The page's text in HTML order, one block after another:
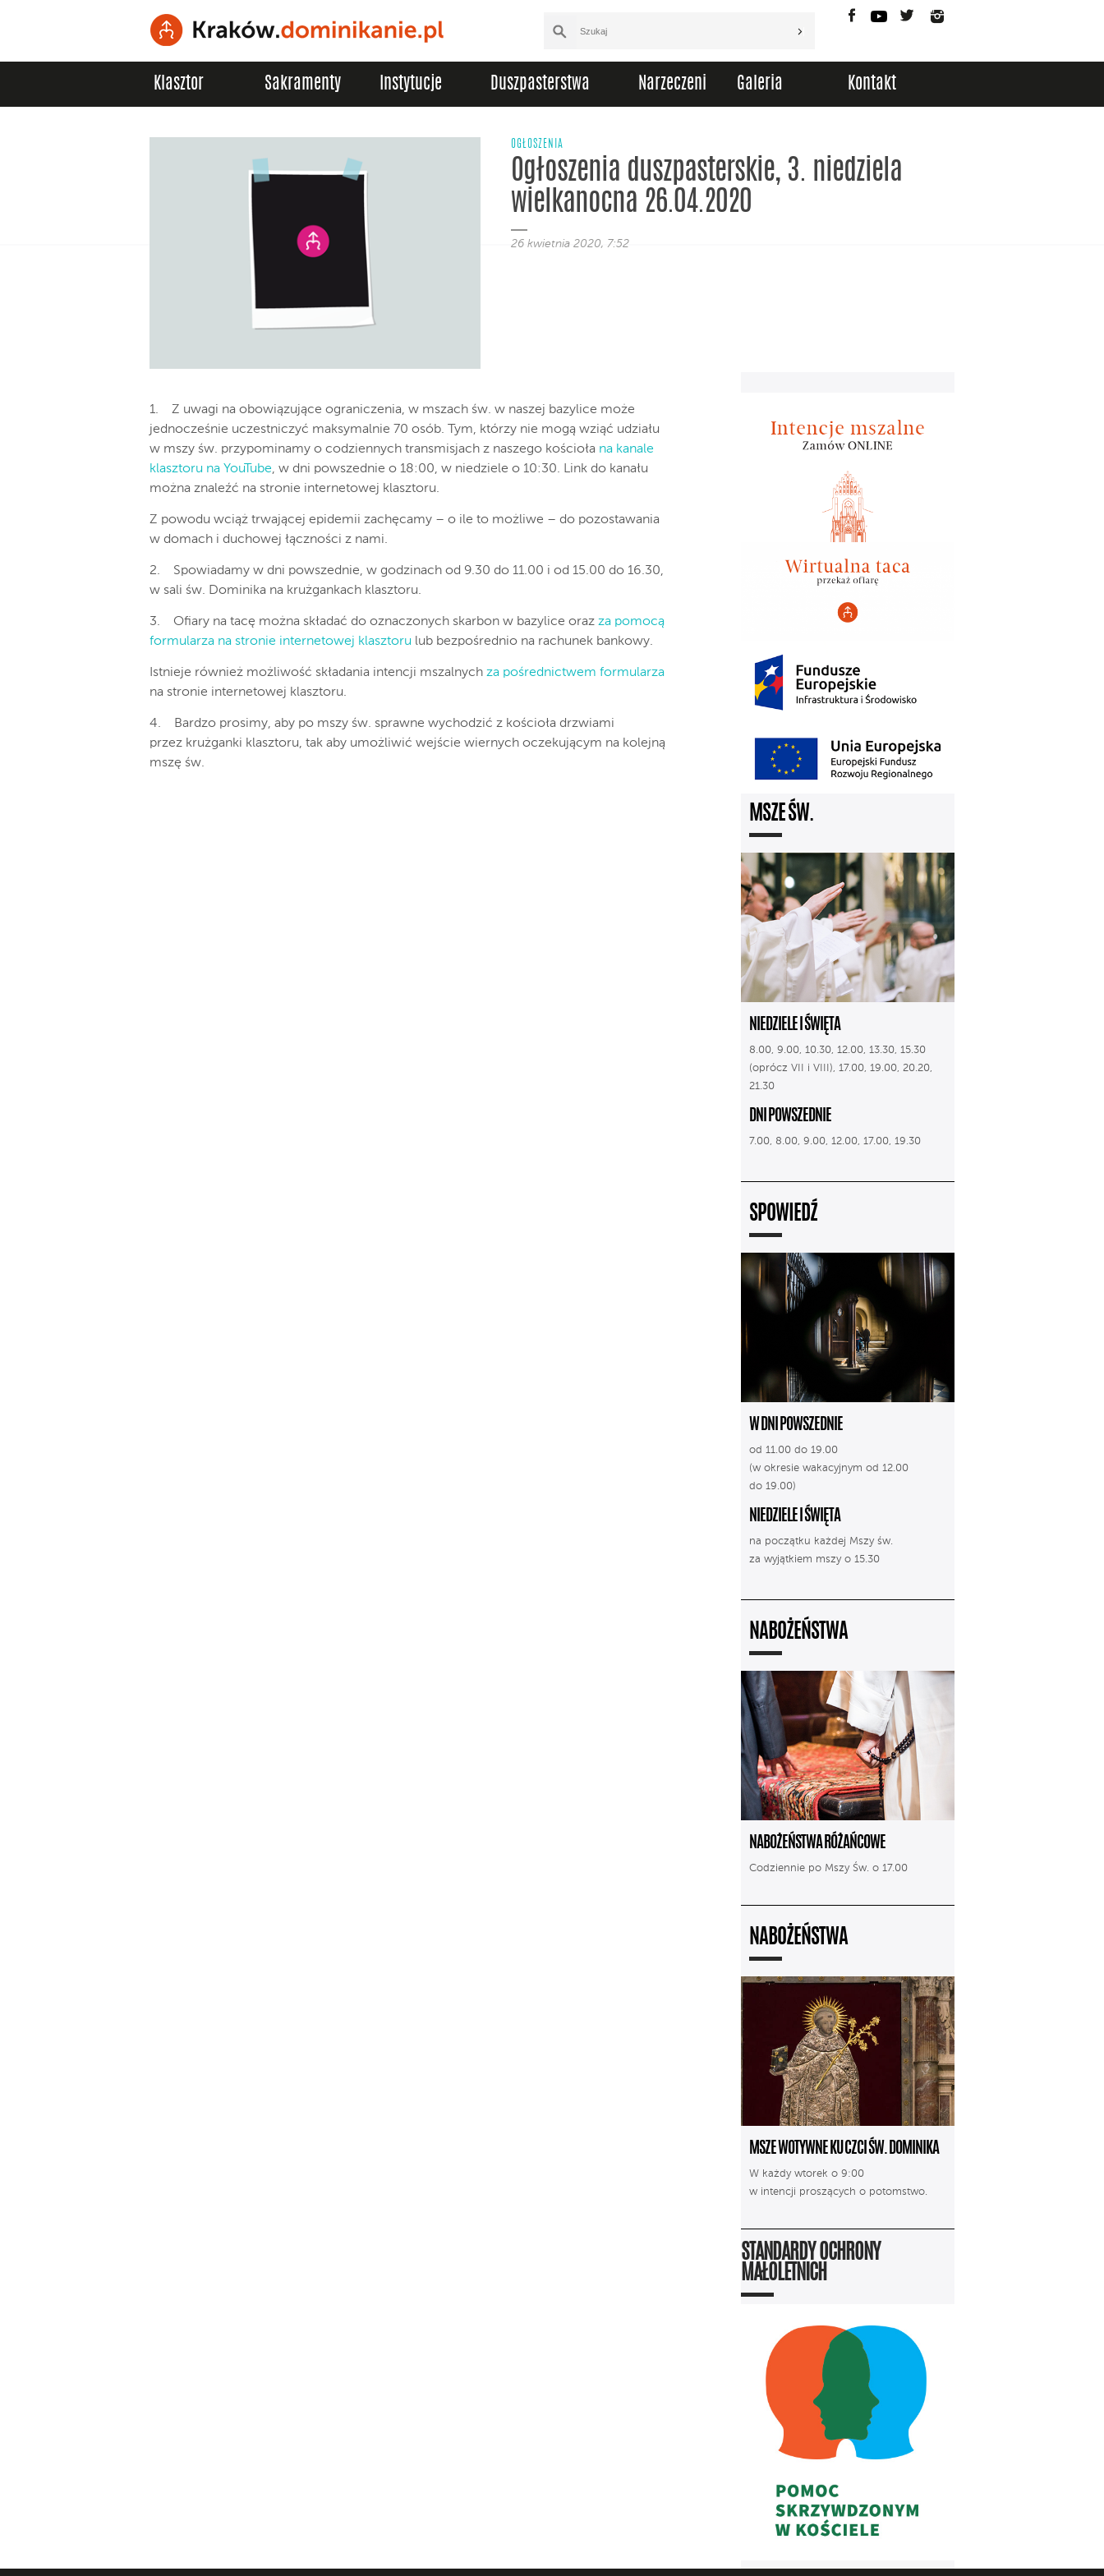
FacebookYouTubeTwitter
Klasztor Sakramenty Instytucje Duszpasterstwa Narzeczeni Galeria Kontakt
OGŁOSZENIA
Ogłoszenia duszpasterskie, 3. niedziela
wielkanocna 26.04.2020
26 kwietnia 2020, 7:52
1. Z uwagi na obowiązujące ograniczenia, w mszach św. w naszej bazylice może
jednocześnie uczestniczyć maksymalnie 70 osób. Tym, którzy nie mogą wziąć udziału
w mszy św. przypominamy o codziennych transmisjach z naszego kościoła na kanale
klasztoru na YouTube, w dni powszednie o 18:00, w niedziele o 10:30. Link do kanału
można znaleźć na stronie internetowej klasztoru.
Z powodu wciąż trwającej epidemii zachęcamy – o ile to możliwe – do pozostawania
w domach i duchowej łączności z nami.
2. Spowiadamy w dni powszednie, w godzinach od 9.30 do 11.00 i od 15.00 do 16.30,
w sali św. Dominika na krużgankach klasztoru.
3. Ofiary na tacę można składać do oznaczonych skarbon w bazylice oraz za pomocą
formularza na stronie internetowej klasztoru lub bezpośrednio na rachunek bankowy.
Istnieje również możliwość składania intencji mszalnych za pośrednictwem formularza
na stronie internetowej klasztoru.
4. Bardzo prosimy, aby po mszy św. sprawne wychodzić z kościoła drzwiami
przez krużganki klasztoru, tak aby umożliwić wejście wiernych oczekującym na kolejną
mszę św.
MSZE ŚW.
NIEDZIELE I ŚWIĘTA
8.00, 9.00, 10.30, 12.00, 13.30, 15.30
(oprócz VII i VIII), 17.00, 19.00, 20.20,
21.30
DNI POWSZEDNIE
7.00, 8.00, 9.00, 12.00, 17.00, 19.30
SPOWIEDŹ
W DNI POWSZEDNIE
od 11.00 do 19.00
(w okresie wakacyjnym od 12.00
do 19.00)
NIEDZIELE I ŚWIĘTA
na początku każdej Mszy św.
za wyjątkiem mszy o 15.30
NABOŻEŃSTWA
NABOŻEŃSTWA RÓŻAŃCOWE
Codziennie po Mszy Św. o 17.00
NABOŻEŃSTWA
MSZE WOTYWNE KU CZCI ŚW. DOMINIKA
W każdy wtorek o 9:00
w intencji proszących o potomstwo.
STANDARDY OCHRONY
MAŁOLETNICH